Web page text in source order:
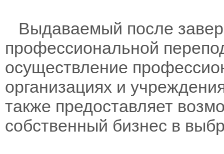
Выдаваемый после
профессиональной
осуществление
организациях и
также предоставляет
собственный бизнес в